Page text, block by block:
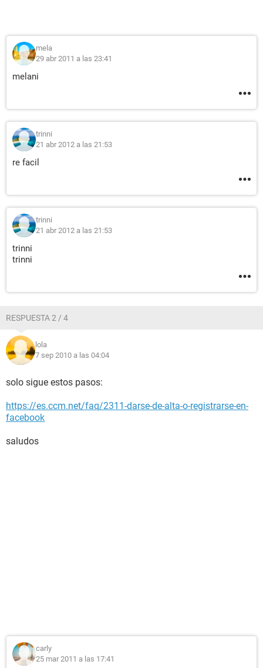
mela
29 abr 2011 a las 23:41
melani
trinni
21 abr 2012 a las 21:53
re facil
trinni
21 abr 2012 a las 21:53
trinni
trinni
RESPUESTA 2 / 4
lola
7 sep 2010 a las 04:04
solo sigue estos pasos:
https://es.ccm.net/faq/2311-darse-de-alta-o-registrarse-en-
facebook
saludos
carly
25 mar 2011 a las 17:41